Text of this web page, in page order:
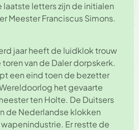
letters zijn de initialen
Meester Franciscus Simons.
jaar heeft de luidklok trouw
van de Daler dorpskerk.
een eind toen de bezetter
het gevaarte
ten Holte. De Duitsers
de Nederlandse klokken
Er restte de